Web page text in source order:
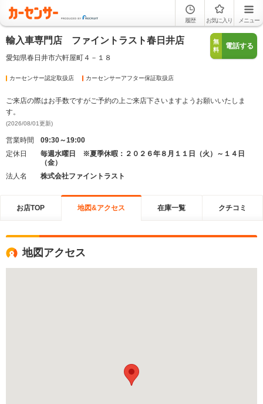
履歴 お気に入り メニュー
輸入車専門店 ファイントラスト春日井店
愛知県春日井市六軒屋町４－１８
無
料
電話する
カーセンサー認定取扱店 カーセンサーアフター保証取扱店
ご来店の際はお手数ですがご予約の上ご来店下さいますようお願いいたしま
す。
(2026/08/01更新)
営業時間
09:30～19:00
定休日
毎週水曜日 ※夏季休暇：２０２６年８月１１日（火）～１４日
（金）
法人名
株式会社ファイントラスト
お店TOP 地図&アクセス 在庫一覧 クチコミ
地図アクセス